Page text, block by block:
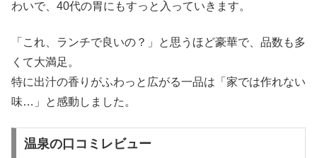
わいで、40代の胃にもすっと入っていきます。
「これ、ランチで良いの？」と思うほど豪華で、品数も多
くて大満足。
特に出汁の香りがふわっと広がる一品は「家では作れない
味…」と感動しました。
温泉の口コミレビュー